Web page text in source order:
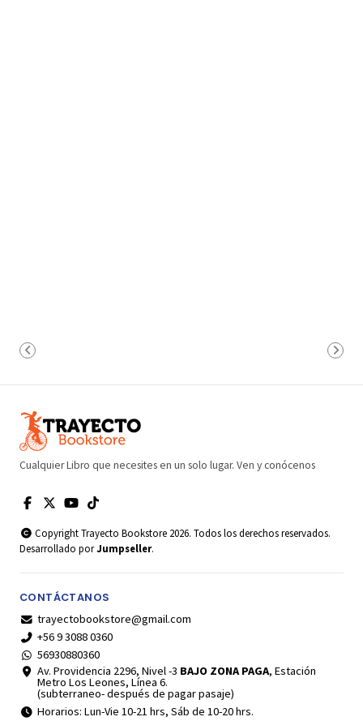
Cualquier Libro que necesites en un solo lugar. Ven y conócenos
Copyright Trayecto Bookstore 2026. Todos los derechos reservados.
Desarrollado porJumpseller.
CONTÁCTANOS
trayectobookstore@gmail.com
+56 9 3088 0360
56930880360
Av. Providencia 2296, Nivel -3 BAJO ZONA PAGA, Estación
Metro Los Leones, Línea 6.
(subterraneo- después de pagar pasaje)
Horarios: Lun-Vie 10-21 hrs, Sáb de 10-20 hrs.